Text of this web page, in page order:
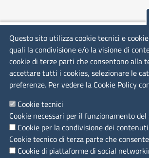
Questo sito utilizza cookie tecnici e
quali la condivisione e/o la visione di
cookie di terze parti che consentono alla
accettare tutti i cookies, selezionare le
preferenze. Per vedere la Cookie Policy
Cookie tecnici
Cookie necessari per il funzionamento
Cookie per la condivisione dei
Cookie tecnico di terza parte che
Cookie di piattaforme di social